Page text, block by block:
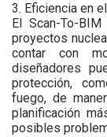
3. Eficiencia en
El Scan-To-
proyectos
contar con
diseñadores
protección,
fuego, de
planificación
posibles